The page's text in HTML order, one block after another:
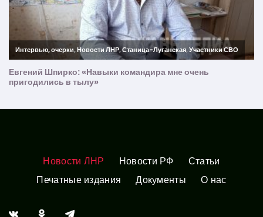
Новости ЛНР Новости РФ
Статьи
Печатные издания
Документы О нас